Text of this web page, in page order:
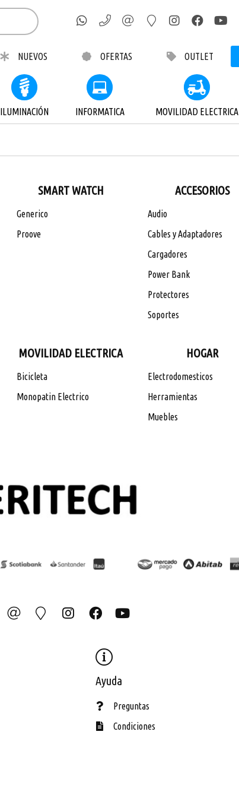
NUEVOS OFERTAS OUTLET
ILUMINACIÓN INFORMATICA MOVILIDAD ELECTRICA
SMART WATCH
Generico
Proove
ACCESORIOS
Audio
Cables y Adaptadores
Cargadores
Power Bank
Protectores
Soportes
MOVILIDAD ELECTRICA
Bicicleta
Monopatin Electrico
HOGAR
Electrodomesticos
Herramientas
Muebles
Ayuda
Preguntas
Condiciones